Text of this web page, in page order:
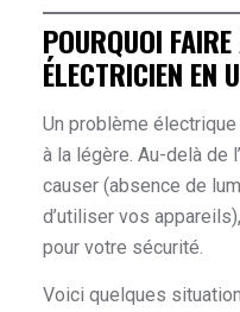
POURQUOI
ÉLECTRICIEN EN
Un problème
à la légère. Au-delà de
causer (absence de
d’utiliser vos
pour votre sécurité.
Voici quelques